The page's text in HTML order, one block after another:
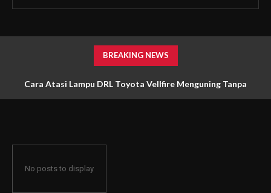
BREAKING NEWS
Cara Atasi Lampu DRL Toyota Vellfire Menguning Tanpa
No posts to display